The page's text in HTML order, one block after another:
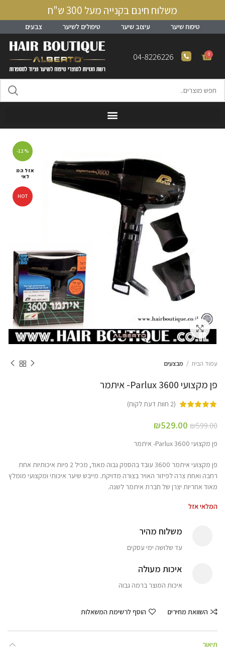
משלוח חינם בקנייה מעל 300 ש"ח
טיפוח שיער עיצוב שיער טיפולים לשיער צבעים
0
04-8226226
-12%
אזל המ
לאי
HOT
Click to enlarge
עמוד הבית מבצעים
פן מקצועי Parlux 3600- איתמר
(
2 חוות דעת לקוח)
₪599.00
₪529.00
פן מקצועי Parlux 3600- איתמר
פן מקצועי איתמר 3600 עובד בהספק גבוה מאוד, מכיל 2 פיות איכותיות אחת
רחבה ואחת צרה לפיזור האויר בצורה מדויקת. מייבש שיער איכותי ומקצועי מומלץ
מאוד אחריות יצרן של חברת איתמר לשנה.
המלאי אזל
משלוח מהיר
עד שלושה ימי עסקים
איכות מעולה
איכות המוצר ברמה גבוה
השוואת מחירים הוסף לרשימת המשאלות
תיאור